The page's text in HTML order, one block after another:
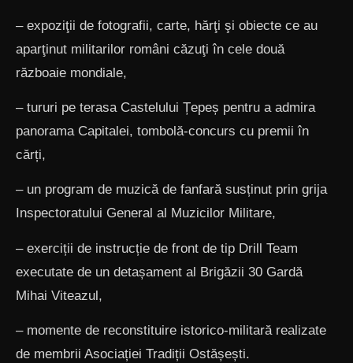
– expoziţii de fotografii, carte, hărţi şi obiecte ce au
aparţinut militarilor români căzuţi în cele două
războaie mondiale,
– tururi pe terasa Castelului Țepeș pentru a admira
panorama Capitalei, tombolă-concurs cu premii în
cărți,
– un program de muzică de fanfară susținut prin grija
Inspectoratului General al Muzicilor Militare,
– exerciții de instrucție de front de tip Drill Team
executate de un detașament al Brigăzii 30 Gardă
Mihai Viteazul,
– momente de reconstituire istorico-militară realizate
de membrii Asociației Tradiții Ostășești.